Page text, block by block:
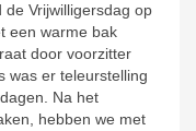
Vrijwilligersdag op
een warme bak
door voorzitter
was er teleurstelling
Na het
hebben we met